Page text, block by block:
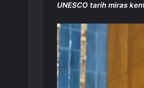
UNESCO tarih miras